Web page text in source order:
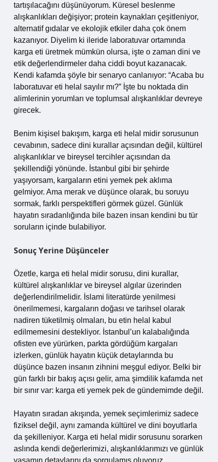
tartışılacağını düşünüyorum. Küresel beslenme
alışkanlıkları değişiyor; protein kaynakları çeşitleniyor,
alternatif gıdalar ve ekolojik etkiler daha çok önem
kazanıyor. Diyelim ki ileride laboratuvar ortamında
karga eti üretmek mümkün olursa, işte o zaman dini ve
etik değerlendirmeler daha ciddi boyut kazanacak.
Kendi kafamda şöyle bir senaryo canlanıyor: “Acaba bu
laboratuvar eti helal sayılır mı?” İşte bu noktada din
alimlerinin yorumları ve toplumsal alışkanlıklar devreye
girecek.
Benim kişisel bakışım, karga eti helal midir sorusunun
cevabının, sadece dini kurallar açısından değil, kültürel
alışkanlıklar ve bireysel tercihler açısından da
şekillendiği yönünde. İstanbul gibi bir şehirde
yaşıyorsam, kargaların etini yemek pek aklıma
gelmiyor. Ama merak ve düşünce olarak, bu soruyu
sormak, farklı perspektifleri görmek güzel. Günlük
hayatın sıradanlığında bile bazen insan kendini bu tür
soruların içinde bulabiliyor.
Sonuç Yerine Düşünceler
Özetle, karga eti helal midir sorusu, dini kurallar,
kültürel alışkanlıklar ve bireysel algılar üzerinden
değerlendirilmelidir. İslami literatürde yenilmesi
önerilmemesi, kargaların doğası ve tarihsel olarak
nadiren tüketilmiş olmaları, bu etin helal kabul
edilmemesini destekliyor. İstanbul’un kalabalığında
ofisten eve yürürken, parkta gördüğüm kargaları
izlerken, günlük hayatın küçük detaylarında bu
düşünce bazen insanın zihnini meşgul ediyor. Belki bir
gün farklı bir bakış açısı gelir, ama şimdilik kafamda net
bir sınır var: karga eti yemek pek de gündemimde değil.
Hayatın sıradan akışında, yemek seçimlerimiz sadece
fiziksel değil, aynı zamanda kültürel ve dini boyutlarla
da şekilleniyor. Karga eti helal midir sorusunu sorarken
aslında kendi değerlerimizi, alışkanlıklarımızı ve günlük
yaşamın detaylarını da sorgulamış oluyoruz.